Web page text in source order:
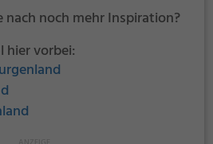
nach noch mehr Inspiration?
hier vorbei: